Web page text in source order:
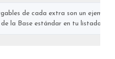
de cada extra son un
la Base estándar en tu listado